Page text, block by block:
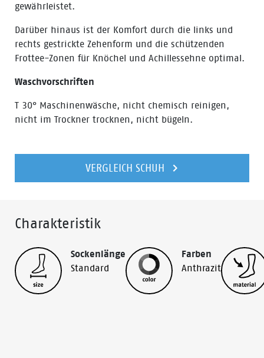
gewährleistet.
Darüber hinaus ist der Komfort durch die links und
rechts gestrickte Zehenform und die schützenden
Frottee-Zonen für Knöchel und Achillessehne optimal.
Waschvorschriften
T 30° Maschinenwäsche, nicht chemisch reinigen,
nicht im Trockner trocknen, nicht bügeln.
VERGLEICH SCHUH
Charakteristik
Sockenlänge
Standard
Farben
Anthrazit